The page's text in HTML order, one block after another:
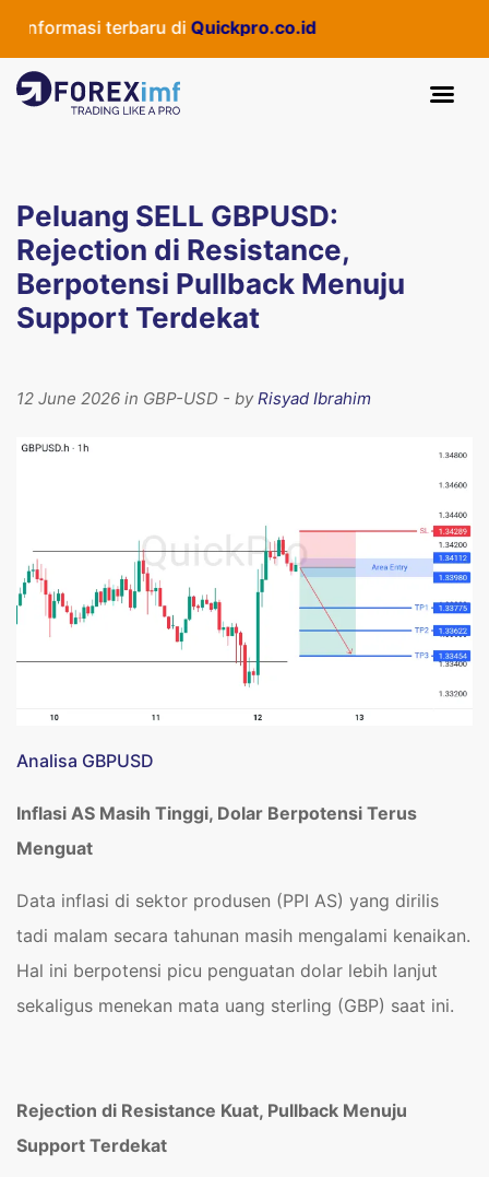
terbaru diQuickpro.co.id
Peluang SELL GBPUSD:
Rejection di Resistance,
Berpotensi Pullback Menuju
Support Terdekat
12 June 2026 in GBP-USD - byRisyad Ibrahim
Analisa GBPUSD
Inflasi AS Masih Tinggi, Dolar Berpotensi Terus
Menguat
Data inflasi di sektor produsen (PPI AS) yang dirilis
tadi malam secara tahunan masih mengalami kenaikan.
Hal ini berpotensi picu penguatan dolar lebih lanjut
sekaligus menekan mata uang sterling (GBP) saat ini.
Rejection di Resistance Kuat, Pullback Menuju
Support Terdekat